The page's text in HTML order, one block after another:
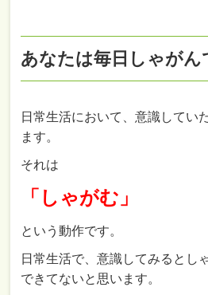
あなたは毎日しゃがん
日常生活において、意識してい
ます。
それは
「しゃがむ」
という動作です。
日常生活で、意識してみるとし
できてないと思います。